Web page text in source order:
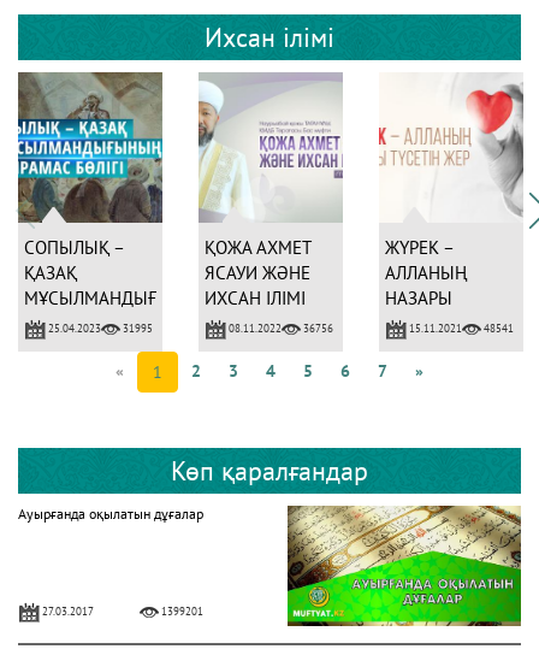
Ихсан ілімі
СОПЫЛЫҚ –
ҚАЗАҚ
МҰСЫЛМАНДЫҒЫНЫҢ
АЖЫРАМАС
БӨЛІГІ
25.04.2023 31995
ҚОЖА АХМЕТ
ЯСАУИ ЖӘНЕ
ИХСАН ІЛІМІ
08.11.2022 36756
ЖҮРЕК –
АЛЛАНЫҢ
НАЗАРЫ
ТҮСЕТІН ЖЕР
15.11.2021 48541
« 1 2 3 4 5 6 7 »
Көп қаралғандар
Ауырғанда оқылатын дұғалар
27.03.2017 1399201